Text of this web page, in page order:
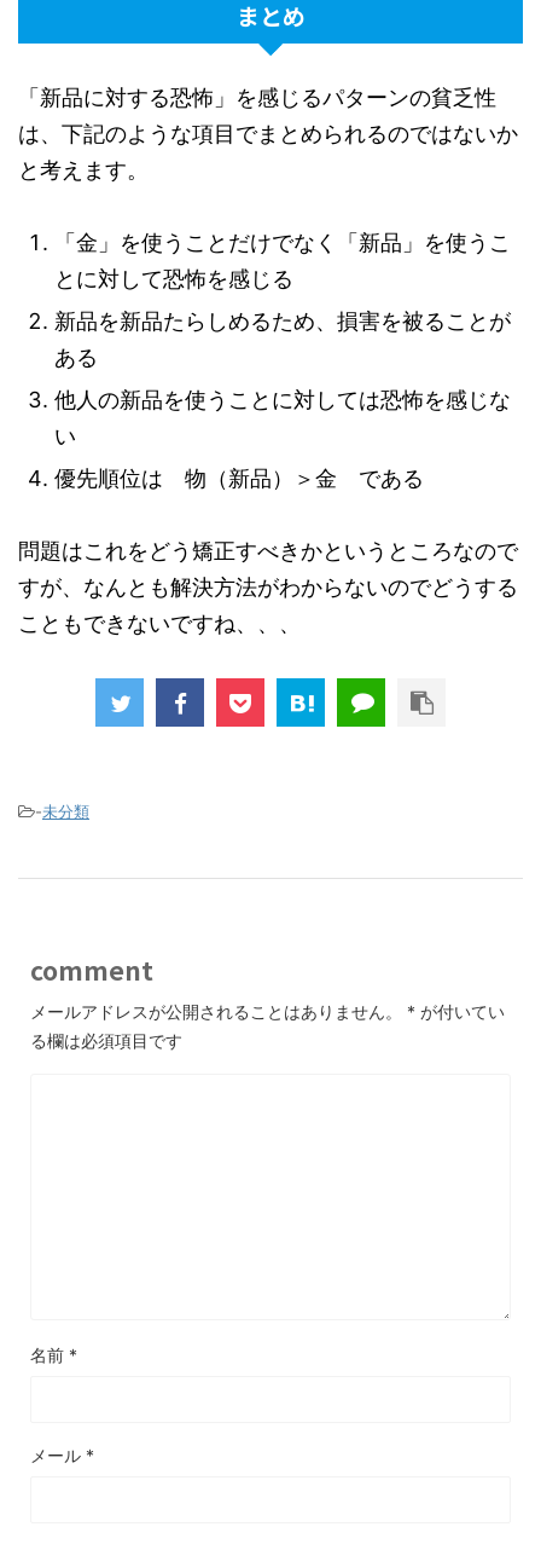
まとめ
「新品に対する恐怖」を感じるパターンの貧乏性
は、下記のような項目でまとめられるのではないか
と考えます。
「金」を使うことだけでなく「新品」を使うこ
とに対して恐怖を感じる
新品を新品たらしめるため、損害を被ることが
ある
他人の新品を使うことに対しては恐怖を感じな
い
優先順位は 物（新品）＞金 である
問題はこれをどう矯正すべきかというところなので
すが、なんとも解決方法がわからないのでどうする
こともできないですね、、、
-未分類
comment
メールアドレスが公開されることはありません。 * が付いてい
る欄は必須項目です
名前 *
メール *